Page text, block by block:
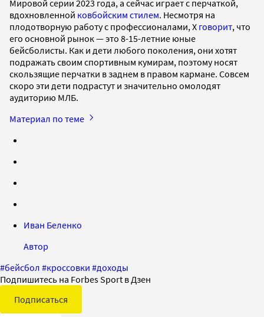
Мировой серии 2023 года, а сейчас играет с перчаткой,
вдохновленной ковбойским стилем. Несмотря на
плодотворную работу с профессионалами, X говорит, что
его основной рынок — это 8-15-летние юные
бейсболисты. Как и дети любого поколения, они хотят
подражать своим спортивным кумирам, поэтому носят
скользящие перчатки в заднем в правом кармане. Совсем
скоро эти дети подрастут и значительно омолодят
аудиторию МЛБ.
Материал по теме
Иван Беленко
Автор
#бейсбол #кроссовки #доходы
Подпишитесь на Forbes Sport в Дзен
Подписаться